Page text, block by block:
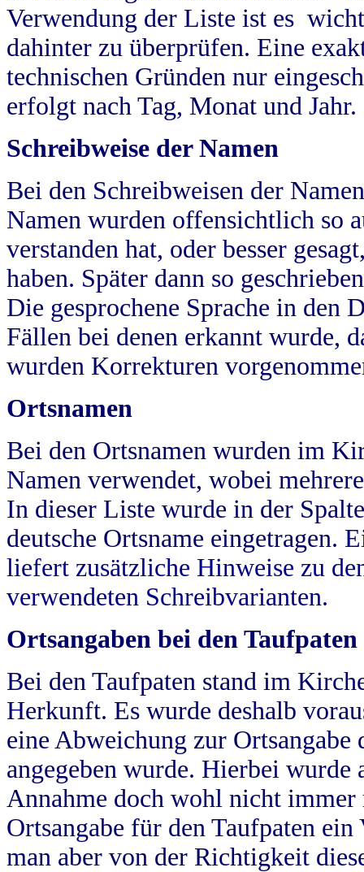
Verwendung der Liste ist es
dahinter zu überprüfen. Eine
technischen Gründen nur
erfolgt nach Tag, Monat und Jahr.
Schreibweise der Namen
Bei den Schreibweisen der
Namen wurden offensichtlich so
verstanden hat, oder besser
haben. Später dann so
Die gesprochene Sprache in
Fällen bei denen erkannt wurde,
wurden Korrekturen
Ortsnamen
Bei den Ortsnamen wurden im
Namen verwendet, wobei
In dieser Liste wurde in der
deutsche Ortsname eingetragen.
liefert zusätzliche Hinweise zu
verwendeten Schreibvarianten.
Ortsangaben bei den Taufpaten
Bei den Taufpaten stand im
Herkunft. Es wurde deshalb
eine Abweichung zur
angegeben wurde. Hierbei wurde
Annahme doch wohl nicht
Ortsangabe für den Taufpaten
man aber von der Richtigkeit